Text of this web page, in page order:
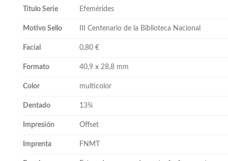
Título Serie Efemérides
Motivo Sello III Centenario de la Biblioteca Nacional
Facial 0,80 €
Formato 40,9 x 28,8 mm
Color multicolor
Dentado 13¾
Impresión Offset
Imprenta FNMT